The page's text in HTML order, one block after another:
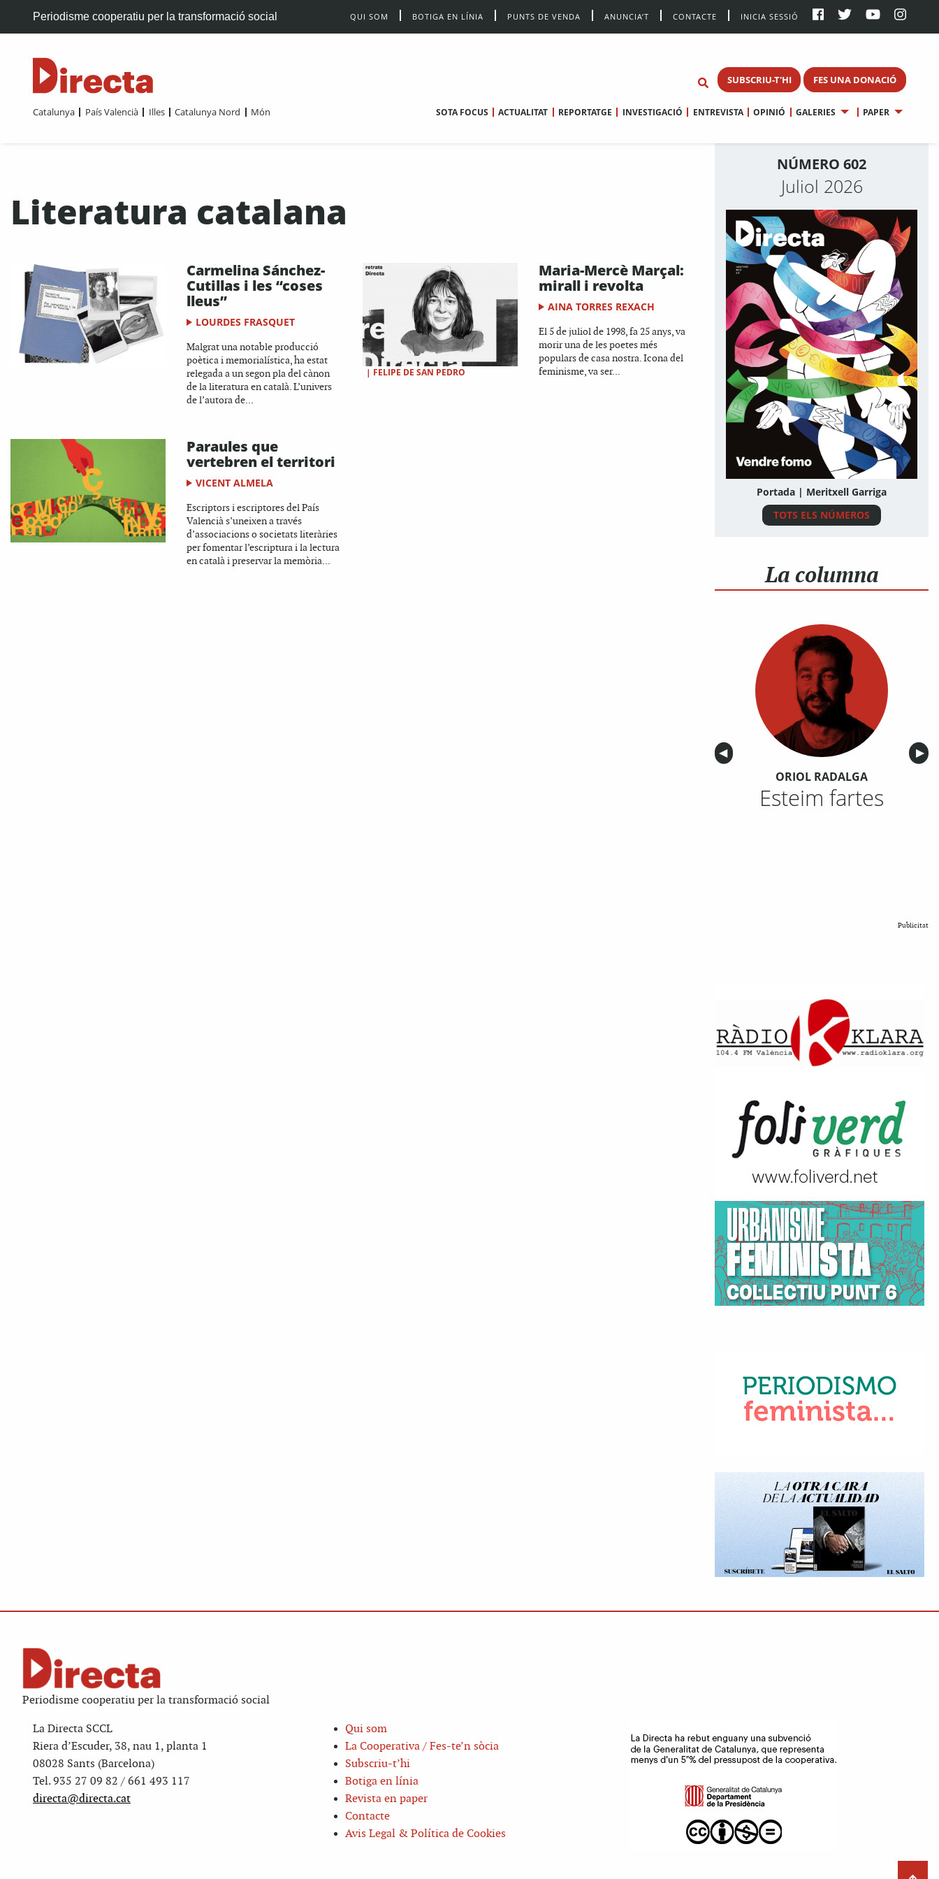
Periodisme cooperatiu per la transformació social QUI SOM BOTIGA EN LÍNIA PUNTS DE VENDA ANUNCIA’T CONTACTE INICIA SESSIÓ
SUBSCRIU-T'HI FES UNA DONACIÓ
Catalunya País Valencià Illes Catalunya Nord Món SOTA FOCUS ACTUALITAT REPORTATGE INVESTIGACIÓ ENTREVISTA OPINIÓ GALERIES PAPER
Literatura catalana
Carmelina Sánchez-
Cutillas i les “coses
lleus”
LOURDES FRASQUET
Malgrat una notable producció
poètica i memorialística, ha estat
relegada a un segon pla del cànon
de la literatura en català. L’univers
de l’autora de...
| FELIPE DE SAN PEDRO
Maria-Mercè Marçal:
mirall i revolta
AINA TORRES REXACH
El 5 de juliol de 1998, fa 25 anys, va
morir una de les poetes més
populars de casa nostra. Icona del
feminisme, va ser...
Paraules que
vertebren el territori
VICENT ALMELA
Escriptors i escriptores del País
Valencià s’uneixen a través
d’associacions o societats literàries
per fomentar l’escriptura i la lectura
en català i preservar la memòria...
NÚMERO 602
Juliol 2026
Portada | Meritxell Garriga
TOTS ELS NÚMEROS
La columna
Anterior
◀︎ ▶︎
ORIOL RADALGA
Esteim fartes
Publicitat
Periodisme cooperatiu per la transformació social
La Directa SCCL
Riera d’Escuder, 38, nau 1, planta 1
08028 Sants (Barcelona)
Tel. 935 27 09 82 / 661 493 117
directa@directa.cat
Qui som
La Cooperativa / Fes-te’n sòcia
Subscriu-t’hi
Botiga en línia
Revista en paper
Contacte
Avis Legal & Política de Cookies